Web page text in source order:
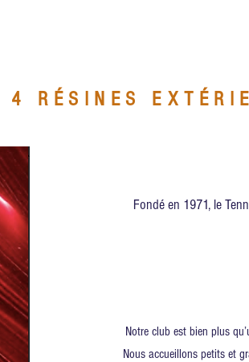
4 RÉSINES
Fondé en 1971, le
Notre club est bien plus
Nous accueillons petits et